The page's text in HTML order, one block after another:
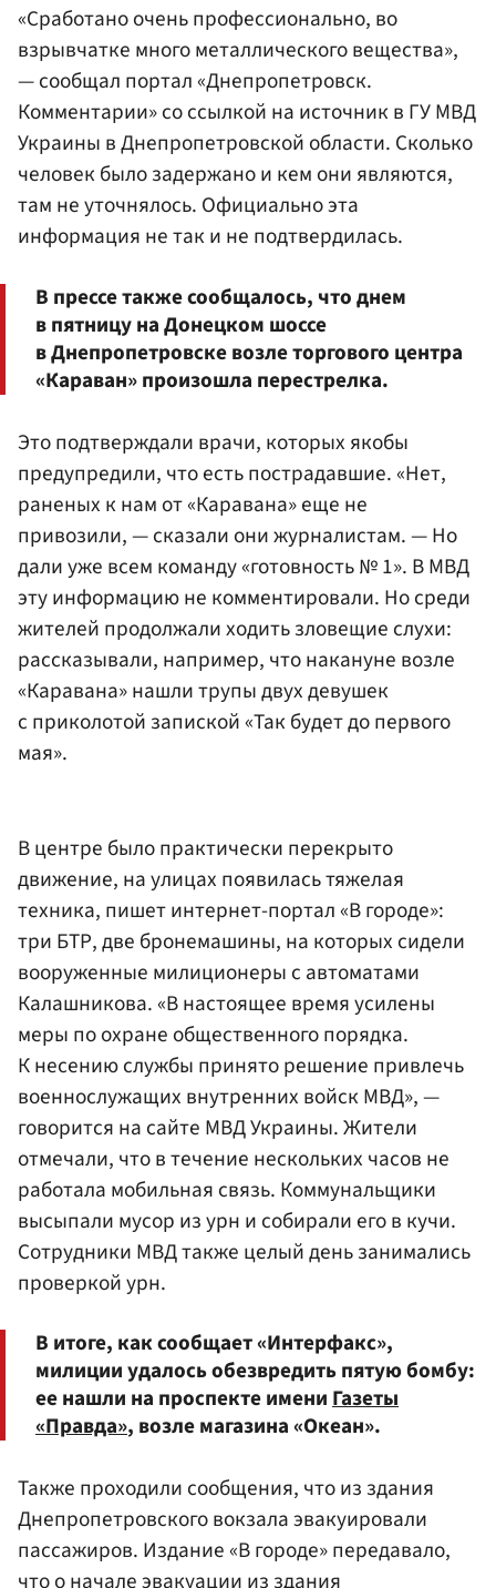
«Сработано очень профессионально, во
взрывчатке много металлического вещества»,
— сообщал портал «Днепропетровск.
Комментарии» со ссылкой на источник в ГУ МВД
Украины в Днепропетровской области. Сколько
человек было задержано и кем они являются,
там не уточнялось. Официально эта
информация не так и не подтвердилась.
В прессе также сообщалось, что днем
в пятницу на Донецком шоссе
в Днепропетровске возле торгового центра
«Караван» произошла перестрелка.
Это подтверждали врачи, которых якобы
предупредили, что есть пострадавшие. «Нет,
раненых к нам от «Каравана» еще не
привозили, — сказали они журналистам. — Но
дали уже всем команду «готовность № 1». В МВД
эту информацию не комментировали. Но среди
жителей продолжали ходить зловещие слухи:
рассказывали, например, что накануне возле
«Каравана» нашли трупы двух девушек
с приколотой запиской «Так будет до первого
мая».
В центре было практически перекрыто
движение, на улицах появилась тяжелая
техника, пишет интернет-портал «В городе»:
три БТР, две бронемашины, на которых сидели
вооруженные милиционеры с автоматами
Калашникова. «В настоящее время усилены
меры по охране общественного порядка.
К несению службы принято решение привлечь
военнослужащих внутренних войск МВД», —
говорится на сайте МВД Украины. Жители
отмечали, что в течение нескольких часов не
работала мобильная связь. Коммунальщики
высыпали мусор из урн и собирали его в кучи.
Сотрудники МВД также целый день занимались
проверкой урн.
В итоге, как сообщает «Интерфакс»,
милиции удалось обезвредить пятую бомбу:
ее нашли на проспекте имениГазеты
«Правда», возле магазина «Океан».
Также проходили сообщения, что из здания
Днепропетровского вокзала эвакуировали
пассажиров. Издание «В городе» передавало,
что о начале эвакуации из здания